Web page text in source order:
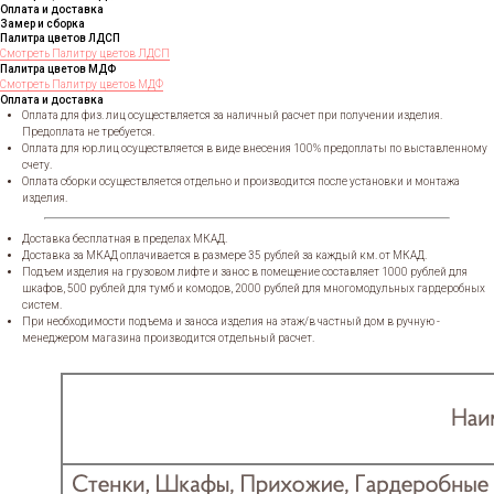
Оплата и доставка
Замер и сборка
Палитра цветов ЛДСП
Смотреть Палитру цветов ЛДСП
Палитра цветов МДФ
Смотреть Палитру цветов МДФ
Оплата и доставка
Оплата для физ. лиц осуществляется за наличный расчет при получении изделия.
Предоплата не требуется.
Оплата для юр.лиц осуществляется в виде внесения 100% предоплаты по выставленному
счету.
Оплата сборки осуществляется отдельно и производится после установки и монтажа
изделия.
Доставка бесплатная в пределах МКАД.
Доставка за МКАД оплачивается в размере 35 рублей за каждый км. от МКАД.
Подъем изделия на грузовом лифте и занос в помещение составляет 1000 рублей для
шкафов, 500 рублей для тумб и комодов, 2000 рублей для многомодульных гардеробных
систем.
При необходимости подъема и заноса изделия на этаж/в частный дом в ручную -
менеджером магазина производится отдельный расчет.